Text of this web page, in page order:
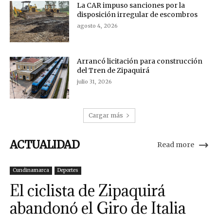
La CAR impuso sanciones por la
disposición irregular de escombros
agosto 4, 2026
Arrancó licitación para construcción
del Tren de Zipaquirá
julio 31, 2026
Cargar más
ACTUALIDAD Read more
Cundinamarca Deportes
El ciclista de Zipaquirá
abandonó el Giro de Italia